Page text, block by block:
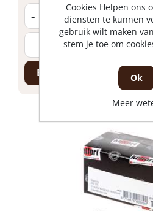
-
doos
Bestel nu!
Cookies Helpen ons
diensten te kunnen
gebruik wilt maken
stem je toe om
Ok
Meer